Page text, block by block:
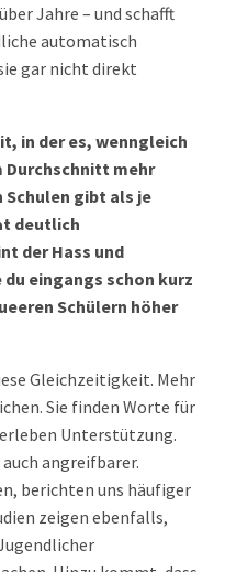
Jahre – und schafft
automatisch
gar nicht direkt
in der es, wenngleich
Durchschnitt mehr
Schulen gibt als je
deutlich
der Hass und
eingangs schon kurz
Schülern höher
Gleichzeitigkeit. Mehr
Sie finden Worte für
Unterstützung.
angreifbarer.
berichten uns häufiger
zeigen ebenfalls,